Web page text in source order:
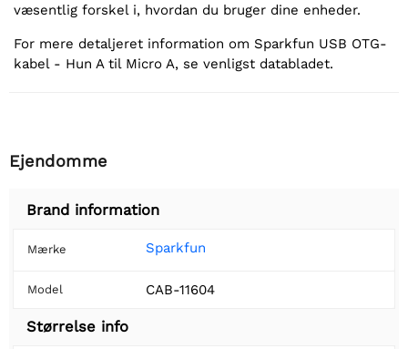
væsentlig forskel i, hvordan du bruger dine enheder.
For mere detaljeret information om Sparkfun USB OTG-
kabel - Hun A til Micro A, se venligst databladet.
Ejendomme
Brand information
Mærke Sparkfun
Model CAB-11604
Størrelse info